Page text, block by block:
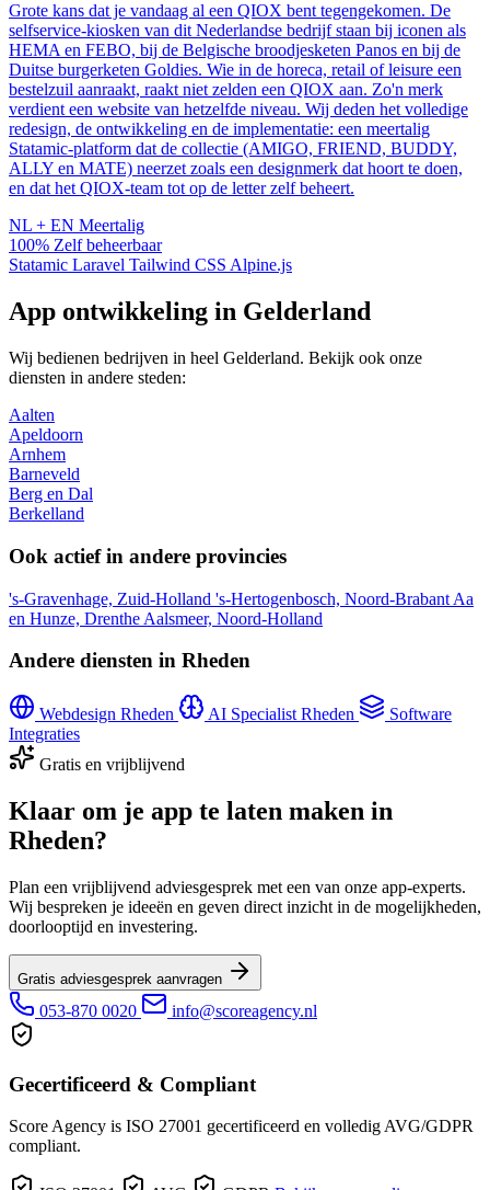
Grote kans dat je vandaag al een QIOX bent tegengekomen. De
selfservice-kiosken van dit Nederlandse bedrijf staan bij iconen als
HEMA en FEBO, bij de Belgische broodjesketen Panos en bij de
Duitse burgerketen Goldies. Wie in de horeca, retail of leisure een
bestelzuil aanraakt, raakt niet zelden een QIOX aan. Zo'n merk
verdient een website van hetzelfde niveau. Wij deden het volledige
redesign, de ontwikkeling en de implementatie: een meertalig
Statamic-platform dat de collectie (AMIGO, FRIEND, BUDDY,
ALLY en MATE) neerzet zoals een designmerk dat hoort te doen,
en dat het QIOX-team tot op de letter zelf beheert.
NL + EN Meertalig
100% Zelf beheerbaar
Statamic Laravel Tailwind CSS Alpine.js
App ontwikkeling in Gelderland
Wij bedienen bedrijven in heel Gelderland. Bekijk ook onze
diensten in andere steden:
Aalten
Apeldoorn
Arnhem
Barneveld
Berg en Dal
Berkelland
Ook actief in andere provincies
's-Gravenhage, Zuid-Holland 's-Hertogenbosch, Noord-Brabant Aa
en Hunze, Drenthe Aalsmeer, Noord-Holland
Andere diensten in Rheden
Webdesign Rheden AI Specialist Rheden
Software
Integraties
Gratis en vrijblijvend
Klaar om je app te laten maken in
Rheden?
Plan een vrijblijvend adviesgesprek met een van onze app-experts.
Wij bespreken je ideeën en geven direct inzicht in de mogelijkheden,
doorlooptijd en investering.
Gratis adviesgesprek aanvragen
053-870 0020 info@scoreagency.nl
Gecertificeerd & Compliant
Score Agency is ISO 27001 gecertificeerd en volledig AVG/GDPR
compliant.